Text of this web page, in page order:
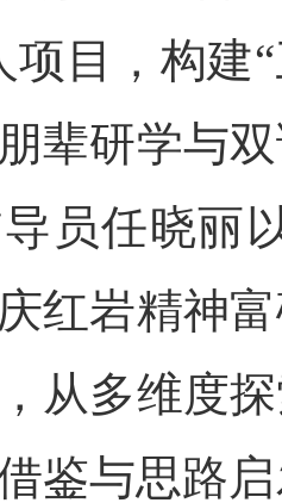
项目，构建
辈研学与
员任晓丽
红岩精神
从多维度
鉴与思路